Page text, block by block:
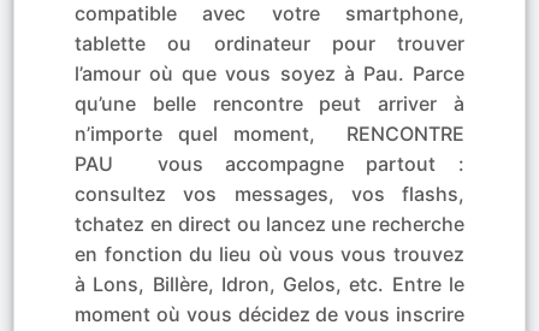
compatible avec votre smartphone,
tablette ou ordinateur pour trouver
l’amour où que vous soyez à Pau. Parce
qu’une belle rencontre peut arriver à
n’importe quel moment, RENCONTRE
PAU vous accompagne partout :
consultez vos messages, vos flashs,
tchatez en direct ou lancez une recherche
en fonction du lieu où vous vous trouvez
à Lons, Billère, Idron, Gelos, etc. Entre le
moment où vous décidez de vous inscrire